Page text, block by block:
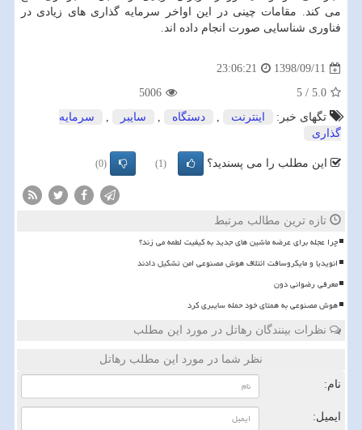
می كند. مقامات چینی در این اواخر سرمایه گذاری های زیادی در
فناوری شناسایی صورت انجام داده اند.
1398/09/11
23:06:21
5.0
/
5
5006
تگهای خبر:
اینترنت , دستگاه , سایبر ,
سرمایه
گذاری
این مطلب را می پسندید؟ (1)
(0)
تازه ترین مطالب مرتبط
چرا عجله برای عرضه ماشین های جدید به کیفیت لطمه می زند؟
انویدیا و مایکروسافت ائتلاف هوش مصنوعی امن تشکیل دادند
معرفی رضوانی دون
هوش مصنوعی به همتای خود حمله سایبری کرد
نظرات بینندگان رهاتل در مورد این مطلب
نظر شما در مورد این مطلب رهاتل
نام:
ایمیل: